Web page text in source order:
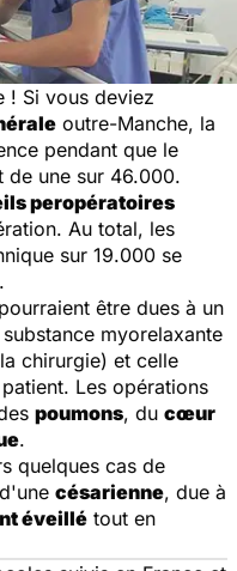
! Si vous deviez
outre-Manche, la
pendant que le
de une sur 46.000.
peropératoires
Au total, les
sur 19.000 se
être dues à un
myorelaxante
chirurgie) et celle
Les opérations
poumons, du cœur
.
quelques cas de
césarienne, due à
éveillé tout en